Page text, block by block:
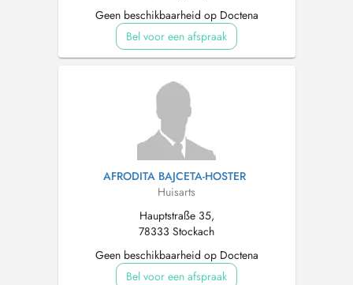
Geen beschikbaarheid op Doctena
Bel voor een afspraak
AFRODITA BAJCETA-HOSTER
Huisarts
Hauptstraße 35,
78333 Stockach
Geen beschikbaarheid op Doctena
Bel voor een afspraak